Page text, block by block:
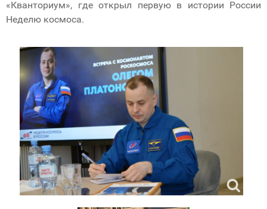
«Кванториум», где открыл первую в истории России
Неделю космоса.